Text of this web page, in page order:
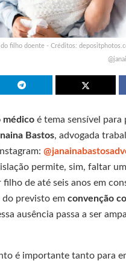
do filho doente - Créditos:
médico é tema sensível para
Bastos, advogada
permite, sim, faltar
filho de até seis anos em
previsto em convenção
ausência passa a ser
é importante tanto para